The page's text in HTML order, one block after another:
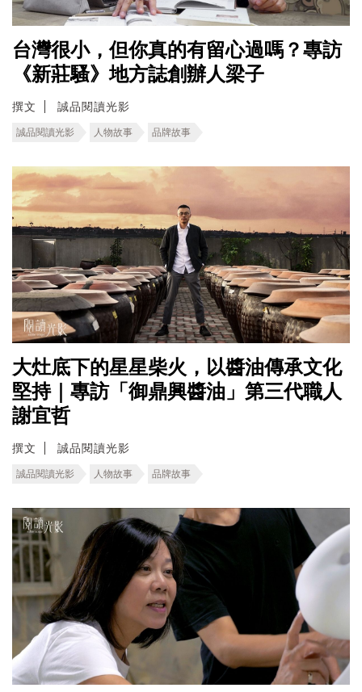
台灣很小，但你真的有留心過嗎？專訪
《新莊騷》地方誌創辦人梁子
撰文 誠品閱讀光影
誠品閱讀光影 人物故事 品牌故事
大灶底下的星星柴火，以醬油傳承文化
堅持｜專訪「御鼎興醬油」第三代職人
謝宜哲
撰文 誠品閱讀光影
誠品閱讀光影 人物故事 品牌故事